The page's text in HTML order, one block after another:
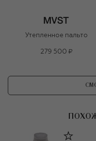
Утепленное пальто
279 500 ₽